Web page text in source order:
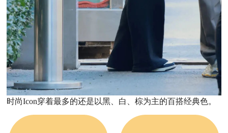
时尚Icon穿着最多的还是以黑、白、棕为主的百搭经典色。